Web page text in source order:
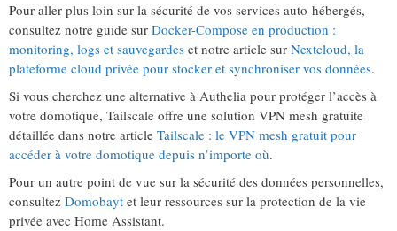
Pour aller plus loin sur la sécurité de vos services auto-hébergés,
consultez notre guide sur Docker-Compose en production :
monitoring, logs et sauvegardes et notre article sur Nextcloud, la
plateforme cloud privée pour stocker et synchroniser vos données.
Si vous cherchez une alternative à Authelia pour protéger l’accès à
votre domotique, Tailscale offre une solution VPN mesh gratuite
détaillée dans notre article Tailscale : le VPN mesh gratuit pour
accéder à votre domotique depuis n’importe où.
Pour un autre point de vue sur la sécurité des données personnelles,
consultez Domobayt et leur ressources sur la protection de la vie
privée avec Home Assistant.